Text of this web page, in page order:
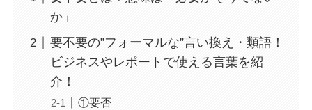
か」
要不要の”フォーマルな”言い換え・類語！
ビジネスやレポートで使える言葉を紹
介！
①要否